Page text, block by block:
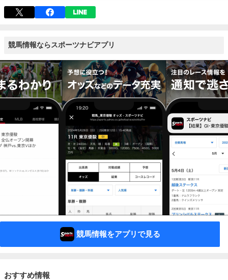
競馬情報ならスポーツナビアプリ
競馬情報をアプリで見る
おすすめ情報